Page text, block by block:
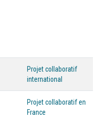
Projet collaboratif
international
Projet collaboratif en
France